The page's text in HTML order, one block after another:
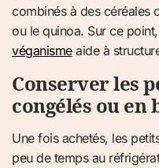
combinés à des céréales
ou le quinoa. Sur ce
véganismeaide à
Conserver les
congélés ou en
Une fois achetés, les
peu de temps au